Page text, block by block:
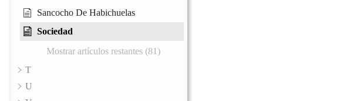
Sancocho De Habichuelas
Sociedad
Mostrar artículos restantes (81)
T
U